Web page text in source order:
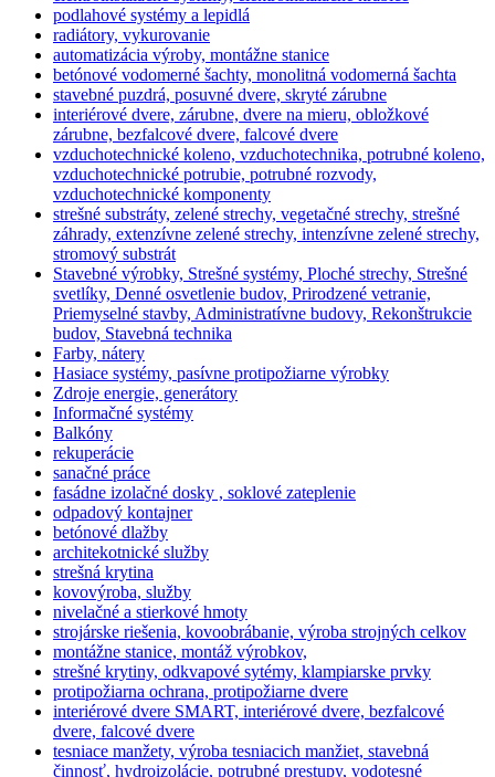
podlahové systémy a lepidlá
radiátory, vykurovanie
automatizácia výroby, montážne stanice
betónové vodomerné šachty, monolitná vodomerná šachta
stavebné puzdrá, posuvné dvere, skryté zárubne
interiérové dvere, zárubne, dvere na mieru, obložkové
zárubne, bezfalcové dvere, falcové dvere
vzduchotechnické koleno, vzduchotechnika, potrubné koleno,
vzduchotechnické potrubie, potrubné rozvody,
vzduchotechnické komponenty
strešné substráty, zelené strechy, vegetačné strechy, strešné
záhrady, extenzívne zelené strechy, intenzívne zelené strechy,
stromový substrát
Stavebné výrobky, Strešné systémy, Ploché strechy, Strešné
svetlíky, Denné osvetlenie budov, Prirodzené vetranie,
Priemyselné stavby, Administratívne budovy, Rekonštrukcie
budov, Stavebná technika
Farby, nátery
Hasiace systémy, pasívne protipožiarne výrobky
Zdroje energie, generátory
Informačné systémy
Balkóny
rekuperácie
sanačné práce
fasádne izolačné dosky , soklové zateplenie
odpadový kontajner
betónové dlažby
architekotnické služby
strešná krytina
kovovýroba, služby
nivelačné a stierkové hmoty
strojárske riešenia, kovoobrábanie, výroba strojných celkov
montážne stanice, montáž výrobkov,
strešné krytiny, odkvapové sytémy, klampiarske prvky
protipožiarna ochrana, protipožiarne dvere
interiérové dvere SMART, interiérové dvere, bezfalcové
dvere, falcové dvere
tesniace manžety, výroba tesniacich manžiet, stavebná
činnosť, hydroizolácie, potrubné prestupy, vodotesné